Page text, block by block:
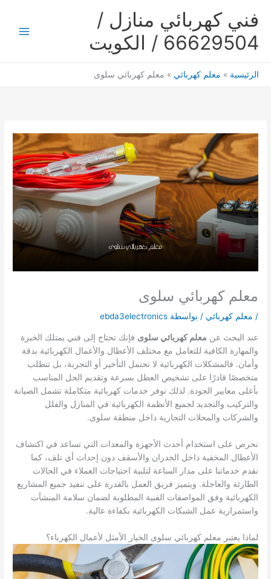
فني كهربائي منازل /
66629504 / الكويت
الرئيسية معلم كهربائي معلم كهربائي سلوى
معلم كهربائي سلوى
/ معلم كهربائي / بواسطة ebda3electronics
عند البحث عن معلم كهربائي سلوى فإنك تحتاج إلى فني يمتلك الخبرة
والمهارة الكافية للتعامل مع مختلف الأعطال والأعمال الكهربائية بدقة
وأمان. فالمشكلات الكهربائية لا تحتمل التأخير أو التجربة، بل تتطلب
متخصصًا قادرًا على تشخيص العطل بسرعة وتقديم الحل المناسب
بأعلى معايير الجودة. لذلك نوفر خدمات كهربائية متكاملة تشمل الصيانة
والتركيب والتجديد لجميع الأنظمة الكهربائية في المنازل والفلل
والشركات والمحلات التجارية داخل منطقة سلوى.
نحرص على استخدام أحدث الأجهزة والمعدات التي تساعد في اكتشاف
الأعطال المخفية داخل الجدران والأسقف دون إحداث أي تلف، كما
نقدم خدماتنا على مدار الساعة لتلبية احتياجات العملاء في الحالات
الطارئة والعاجلة. ويتميز فريق العمل بالقدرة على تنفيذ جميع المشاريع
الكهربائية وفق المواصفات الفنية المطلوبة لضمان سلامة المنشآت
واستمرارية عمل الشبكات الكهربائية بكفاءة عالية.
لماذا يعتبر معلم كهربائي سلوى الخيار الأمثل لأعمال الكهرباء؟